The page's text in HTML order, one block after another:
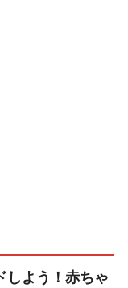
しよう！赤ちゃ